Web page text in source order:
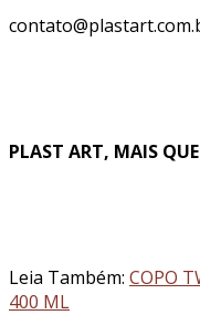
PLAST ART, MAIS
Leia Também: COPO
400 ML